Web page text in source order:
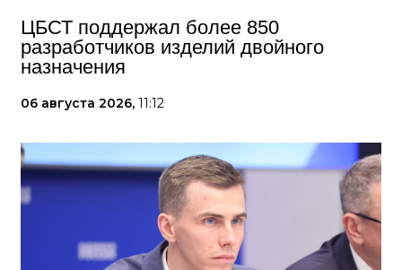
ЦБСТ поддержал более 850
разработчиков изделий двойного
назначения
06 августа 2026, 11:12